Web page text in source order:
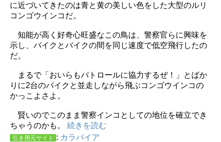
に近づいてきたのは青と黄の美しい色をした大型のルリ
コンゴウインコだ。
知能が高く好奇心旺盛なこの鳥は、警察官らに興味を
示し、バイクとバイクの間を同じ速度で低空飛行したの
だ。
まるで「おいらもパトロールに協力するぜ！」とばか
りに2台のバイクと並走しながら飛ぶコンゴウインコの
かっこよさよ。
賢いのでこのまま警察インコとしての地位を確立でき
ちゃうのかも。
続きを読む
引き用元サイト : カラパイア